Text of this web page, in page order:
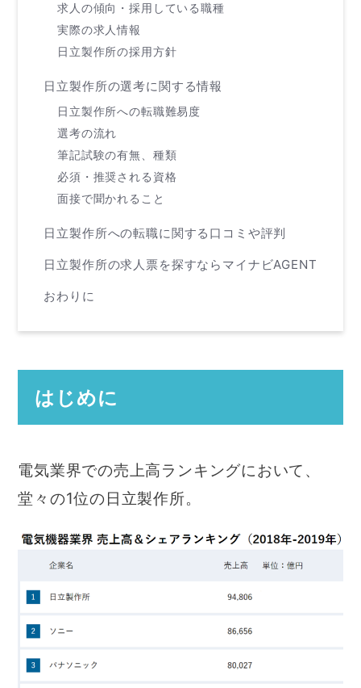
求人の傾向・採用している職種
実際の求人情報
日立製作所の採用方針
日立製作所の選考に関する情報
日立製作所への転職難易度
選考の流れ
筆記試験の有無、種類
必須・推奨される資格
面接で聞かれること
日立製作所への転職に関する口コミや評判
日立製作所の求人票を探すならマイナビAGENT
おわりに
はじめに
電気業界での売上高ランキングにおいて、
堂々の1位の日立製作所。